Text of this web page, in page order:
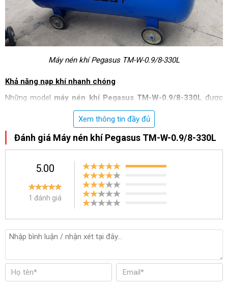
Máy nén khí Pegasus TM-W-0.9/8-330L
Khả năng nạp khí nhanh chóng
Những model máy nén khí Pegasus TM-W-0.9/8-330L được
trang bị động cơ có công suất 10HP. Do đó mà tốc độ quay puly
đầu nén lớn từ đó nạp khí nhanh. Đầu nén lại được trang bị có 3
xi lanh nén khí cho công suất nạp khí nhanh, lưu lượng đạt tận
900 lít/phút, áp lực làm việc đạt 10kg/cm².
Nguồn khí nén ổn định
Thiết bị được trang bị cơ chế tự nạp khí vô cùng tiện dụng. Trong
máy được thiết lập một mức khí nén tối thiểu. Khi mà nguồn khí
nén trong bình nén khí bị sử dụng xuống đến mức tối thiểu thì
nạp khí sau.
Xem thông tin đầy đủ
Đánh giá Máy nén khí Pegasus TM-W-0.9/8-330L
5.00
1 đánh giá